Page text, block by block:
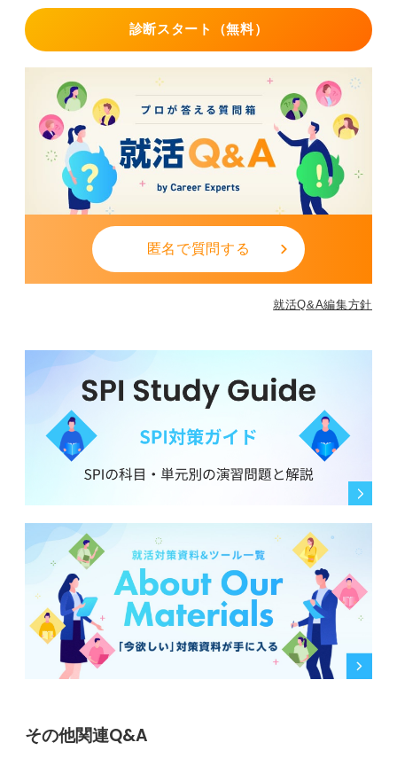
また、「ご連絡ありがとうございます」といったクッシ
最後は「当日はどうぞよろしくお願いいたします」とい
う結びの言葉を使い、必ず署名を入れましょう。
署名があれば、担当者がすぐにあなたの連絡先を確認で
きるため、ビジネス上の安心感につながります。 短いメ
ールであっても、こうした基本の流れを守ることで好印
象をアピールできます。
診断スタート（無料）
匿名で質問する
就活Q&A編集方針
その他関連Q&A